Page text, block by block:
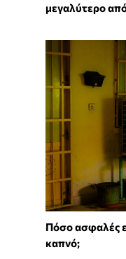
μεγαλύτερο
Πόσο ασφαλές
καπνό;